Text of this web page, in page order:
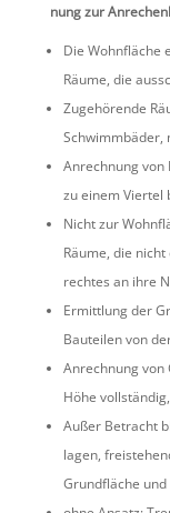
nung zur
Die Wohnfläche
Räume, die
Zugehö­rende
Schwimm­bäder,
Anrech­nung von
zu einem Viertel
Nicht zur
Räume, die
rechtes an ihre
Ermitt­lung der
Bauteilen von
Anrech­nung von
Höhe
Außer Betracht
lagen,
Grund­fläche